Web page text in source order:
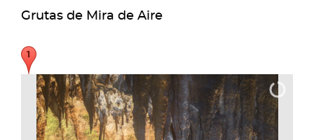
Grutas de Mira de Aire